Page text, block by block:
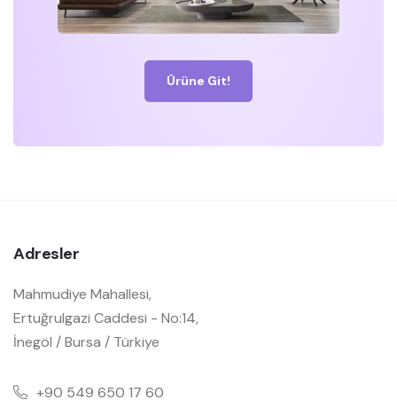
Ürüne Git!
Adresler
Mahmudiye Mahallesi,
Ertuğrulgazi Caddesi - No:14,
İnegöl / Bursa / Türkiye
+90 549 650 17 60